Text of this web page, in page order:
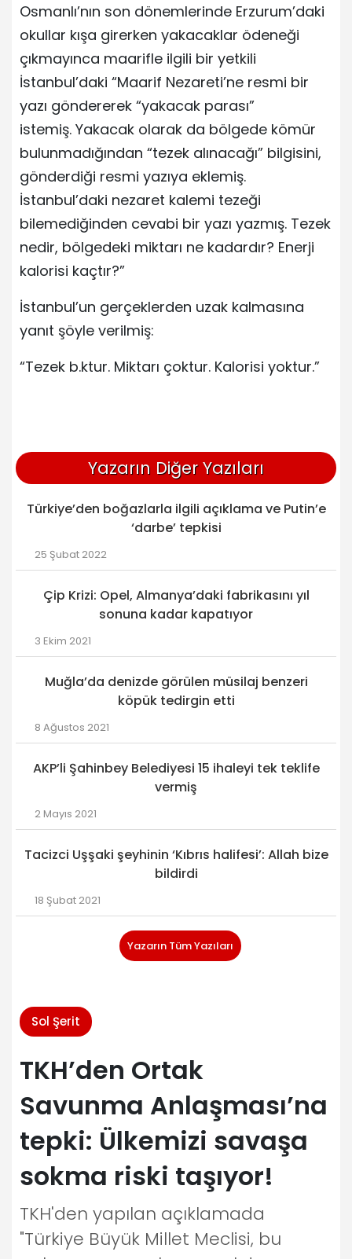
Osmanlı’nın son dönemlerinde Erzurum’daki
okullar kışa girerken yakacaklar ödeneği
çıkmayınca maarifle ilgili bir yetkili
İstanbul’daki “Maarif Nezareti’ne resmi bir
yazı göndererek “yakacak parası”
istemiş. Yakacak olarak da bölgede kömür
bulunmadığından “tezek alınacağı” bilgisini,
gönderdiği resmi yazıya eklemiş.
İstanbul’daki nezaret kalemi tezeği
bilemediğinden cevabi bir yazı yazmış. Tezek
nedir, bölgedeki miktarı ne kadardır? Enerji
kalorisi kaçtır?”
İstanbul’un gerçeklerden uzak kalmasına
yanıt şöyle verilmiş:
“Tezek b.ktur. Miktarı çoktur. Kalorisi yoktur.”
Yazarın Diğer Yazıları
Türkiye’den boğazlarla ilgili açıklama ve Putin’e
‘darbe’ tepkisi
25 Şubat 2022
Çip Krizi: Opel, Almanya’daki fabrikasını yıl
sonuna kadar kapatıyor
3 Ekim 2021
Muğla’da denizde görülen müsilaj benzeri
köpük tedirgin etti
8 Ağustos 2021
AKP’li Şahinbey Belediyesi 15 ihaleyi tek teklife
vermiş
2 Mayıs 2021
Tacizci Uşşaki şeyhinin ‘Kıbrıs halifesi’: Allah bize
bildirdi
18 Şubat 2021
Yazarın Tüm Yazıları
Sol Şerit
TKH’den Ortak
Savunma Anlaşması’na
tepki: Ülkemizi savaşa
sokma riski taşıyor!
TKH'den yapılan açıklamada
"Türkiye Büyük Millet Meclisi, bu